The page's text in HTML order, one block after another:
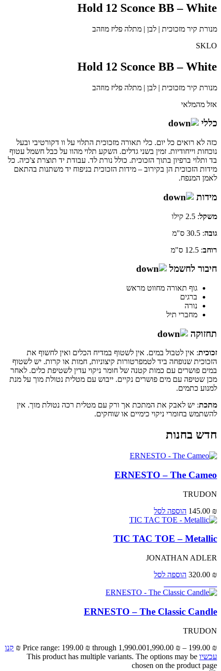
Hold 12 Sconce BB – White
מנורת קיר מזכוכית | לבן | מתלה פליז מוזהב
SKLO
Hold 12 Sconce BB – White
מנורת קיר מזכוכית | לבן | מתלה פליז מוזהב
אזל מהמלאי
כללי
כזה לא רואים כל יום. כלי תאורה מזכוכית התלוי על וו דקורטיבי ובעל
נוכחות וייחודיות. זמין בשני גדלים. השקע תלוי מהוו על כבל חשמל עטוף
בד ותלוי ברפיון בתוך הזכוכית. כולל נורת לד. עבודת יד תוצרת צ'כיה. כל
מידות הזכוכית הן בקירוב – מידות הזכוכית בניפוח יד משתנות בהתאם
לאמן המנפח.
מידות
משקל: 2.5 קילו
גובה: 30.5 ס"מ
רוחב: 12.5 ס"מ
חיבור לחשמל
גוף תאורה מחווט מראש
ברגים
נורה
מחברי תיל
תחזוקה
זכוכית: אין לטבול במים. אין לשטוף במדיח הכלים ואין לחשוף את
הזכוכית שנופחה ביד לטמפרטורות קיצוניות, חמות או קרות. יש לשטוף
במים פושרים עם כמות קטנה של חומר ניקוי עדין לשטיפת כלים. לאחר
מכן שטיפה עם מים פושרים נקיים. ייבוש עם מטלית נטולת מוך על מנת
למנוע כתמים.
מתכת: יש לאבק את המתכת אך ורק עם מטלית רכה נטולת מוך. אין
להשתמש בחומרי ניקוי כימיים או שוחקים.
חדש בחנות
ERNESTO – The Cameo
TRUDON
145.00 ₪ הוספה לסל
TIC TAC TOE – Metallic
JONATHAN ADLER
320.00 ₪
הוספה לסל
ERNESTO – The Classic Candle
TRUDON
199.00 ₪
–
1,990.00 ₪
Price range: 199.00 ₪ through 1,990.00 ₪
קנו
עכשיו This product has multiple variants. The options may be
chosen on the product page